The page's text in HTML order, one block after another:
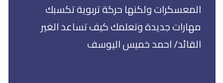
المعسكرات ولكنها حركة تربوية تكسبك
مهارات جديدة وتعلمك كيف تساعد الغير
القائد/ احمد خميس اليوسف